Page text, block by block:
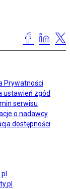
Prywatności
ustawień zgód
serwisu
o nadawcy
dostępności